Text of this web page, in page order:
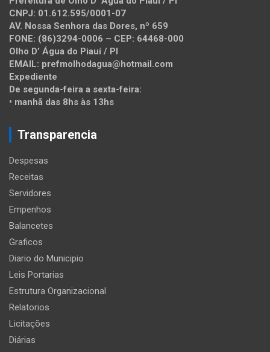
CNPJ: 01.612.595/0001-07
AV. Nossa Senhora das Dores, nº 659
FONE: (86)3294-0006 – CEP: 64468-000
Olho D’ Água do Piauí / PI
EMAIL: prefmolhodagua@hotmail.com
Expediente
De segunda-feira a sexta-feira:
• manhã das 8hs às 13hs
Transparencia
Despesas
Receitas
Servidores
Empenhos
Balancetes
Graficos
Diario do Municipio
Leis Portarias
Estrutura Organizacional
Relatorios
Licitações
Diárias